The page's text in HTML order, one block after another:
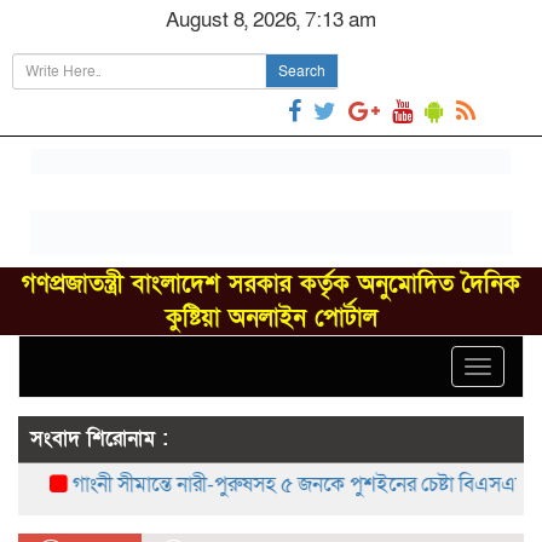
August 8, 2026, 7:13 am
Search
গণপ্রজাতন্ত্রী বাংলাদেশ সরকার কর্তৃক অনুমোদিত দৈনিক
কুষ্টিয়া অনলাইন পোর্টাল
Toggle
সংবাদ শিরোনাম :
গাংনী সীমান্তে নারী-পুরুষসহ ৫ জনকে পুশইনের চেষ্টা বিএসএফের,